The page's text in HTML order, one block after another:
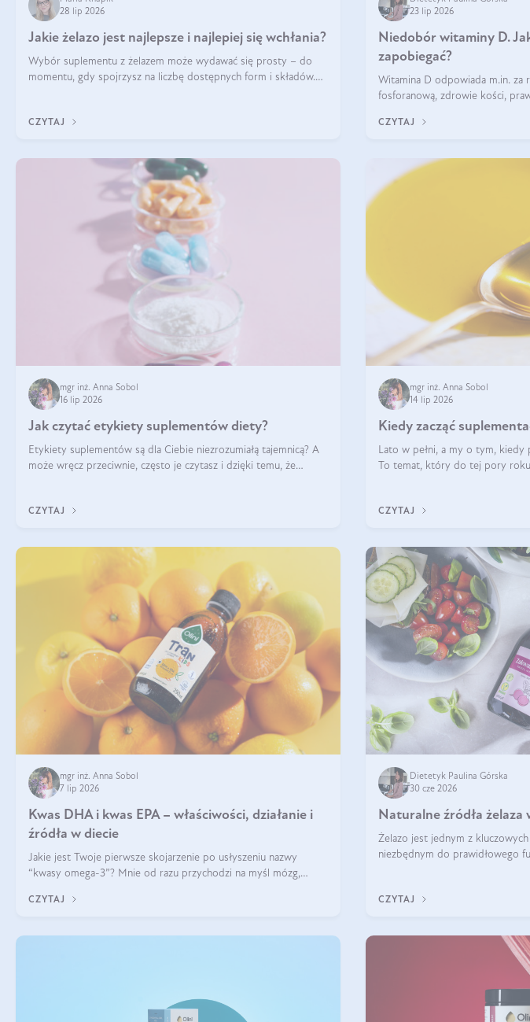
28 lip 2026
Jakie żelazo jest najlepsze i najlepiej się wchłania?
Wybór suplementu z żelazem może wydawać się prosty – do
momentu, gdy spojrzysz na liczbę dostępnych form i składów.
suplement?
CZYTAJ
23 lip 2026
Niedobór witaminy D.
zapobiegać?
Witamina D odpowiada m.in. za
fosforanową, zdrowie kości,
pod wpływem słońca, niedobór
CZYTAJ
mgr inż. Anna Sobol
16 lip 2026
Jak czytać etykiety suplementów diety?
Etykiety suplementów są dla Ciebie niezrozumiałą tajemnicą? A
może wręcz przeciwnie, często je czytasz i dzięki temu, że
CZYTAJ
mgr inż. Anna Sobol
14 lip 2026
Kiedy zacząć
Lato w pełni, a my o tym, kiedy
To temat, który do tej pory
słońcu, aby witami
CZYTAJ
mgr inż. Anna Sobol
7 lip 2026
Kwas DHA i kwas EPA – właściwości, działanie i
źródła w diecie
Jakie jest Twoje pierwsze skojarzenie po usłyszeniu nazwy
“kwasy omega-3”? Mnie od razu przychodzi na myśl mózg,
skupimy się głównie na dwóch kwasach z tej rodziny: DHA oraz
CZYTAJ
Dietetyk Paulina Górska
30 cze 2026
Naturalne źródła żelaza
Żelazo jest jednym z
niezbędnym do prawidłowego
źródeł tego pierwiastka.
CZYTAJ